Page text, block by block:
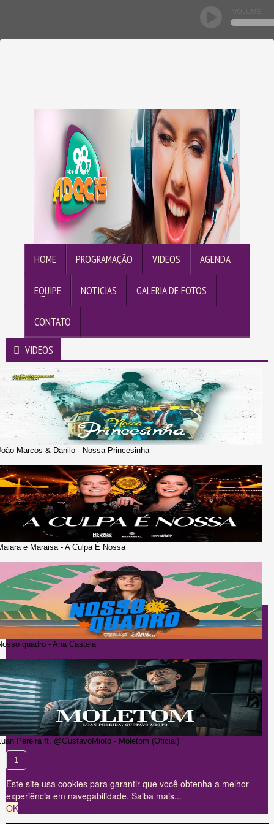
HOME PROGRAMAÇÃO VIDEOS AGENDA
EQUIPE NOTICIAS GALERIA DE FOTOS
CONTATO
VIDEOS
Marcos & Danilo - Nossa Princesinha
e Maraisa - A Culpa É Nossa
quadro - Ana Castela
Pereira ft. @GustavoMioto - Moletom (Oficial)
1
Este site usa cookies para garantir que você obtenha a melhor
experiência em navegabilidade. Saiba mais...
OK